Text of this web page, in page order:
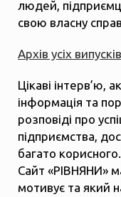
людей,
свою власну
Архів усіх
Цікаві інтерв’ю,
інформація та
розповіді про
підприємства,
багато корисного.
Сайт «РІВНЯНИ»
мотивує та який